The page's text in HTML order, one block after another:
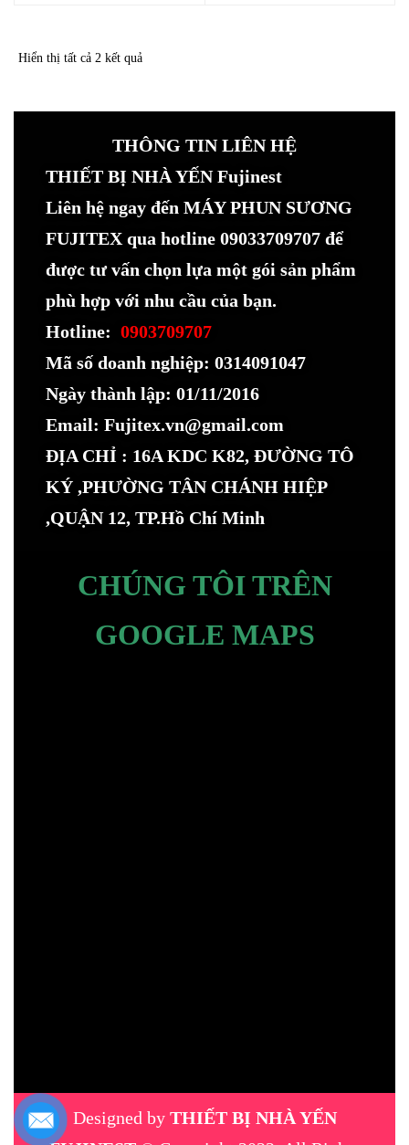
Hiển thị tất cả 2 kết quả
THÔNG TIN LIÊN HỆ
THIẾT BỊ NHÀ YẾN Fujinest
Liên hệ ngay đến MÁY PHUN SƯƠNG
FUJITEX qua hotline 09033709707 để
được tư vấn chọn lựa một gói sản phẩm
phù hợp với nhu cầu của bạn.
Hotline: 0903709707
Mã số doanh nghiệp: 0314091047
Ngày thành lập: 01/11/2016
Email: Fujitex.vn@gmail.com
ĐỊA CHỈ : 16A KDC K82, ĐƯỜNG TÔ
KÝ ,PHƯỜNG TÂN CHÁNH HIỆP
,QUẬN 12, TP.Hồ Chí Minh
CHÚNG TÔI TRÊN
GOOGLE MAPS
Designed by THIẾT BỊ NHÀ YẾN